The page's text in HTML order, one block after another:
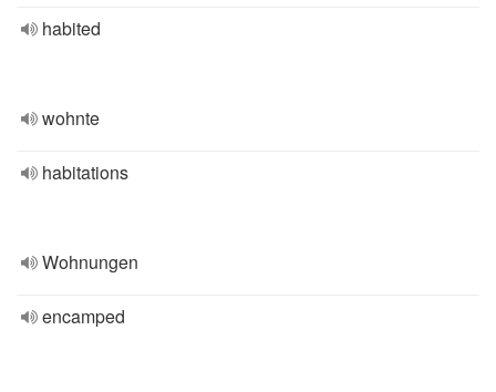
habited
wohnte
habitations
Wohnungen
encamped